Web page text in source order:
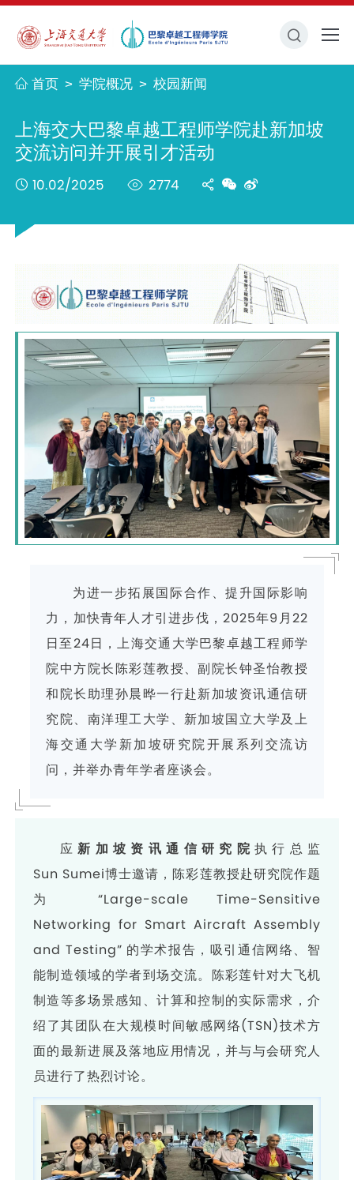
首页 > 学院概况 > 校园新闻
上海交大巴黎卓越工程师学院赴新加坡
交流访问并开展引才活动
10.02/2025 2774
为进一步拓展国际合作、提升国际影响
力，加快青年人才引进步伐，2025年9月22
日至24日，上海交通大学巴黎卓越工程师学
院中方院长陈彩莲教授、副院长钟圣怡教授
和院长助理孙晨晔一行赴新加坡资讯通信研
究院、南洋理工大学、新加坡国立大学及上
海交通大学新加坡研究院开展系列交流访
问，并举办青年学者座谈会。
应新加坡资讯通信研究院 执行总监
Sun Sumei博士邀请，陈彩莲教授赴研究院作题
为 “Large-scale Time-Sensitive
Networking for Smart Aircraft Assembly
and Testing” 的学术报告，吸引通信网络、智
能制造领域的学者到场交流。陈彩莲针对大飞机
制造等多场景感知、计算和控制的实际需求，介
绍了其团队在大规模时间敏感网络(TSN)技术方
面的最新进展及落地应用情况，并与与会研究人
员进行了热烈讨论。